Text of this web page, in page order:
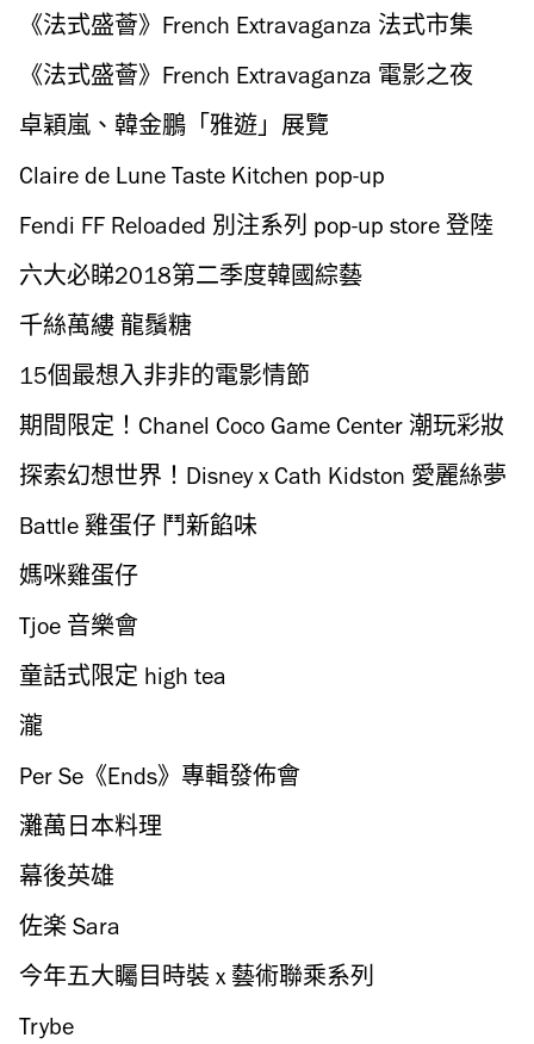
《法式盛薈》French Extravaganza 法式市集
《法式盛薈》French Extravaganza 電影之夜
卓穎嵐、韓金鵬「雅遊」展覽
Claire de Lune Taste Kitchen pop-up
Fendi FF Reloaded 別注系列 pop-up store 登陸
尖沙咀！
六大必睇2018第二季度韓國綜藝
千絲萬縷 龍鬚糖
15個最想入非非的電影情節
期間限定！Chanel Coco Game Center 潮玩彩妝
探索幻想世界！Disney x Cath Kidston 愛麗絲夢
遊仙境系列
Battle 雞蛋仔 鬥新餡味
媽咪雞蛋仔
Tjoe 音樂會
童話式限定 high tea
瀧
Per Se《Ends》專輯發佈會
灘萬日本料理
幕後英雄
佐楽 Sara
今年五大矚目時裝 x 藝術聯乘系列
Trybe